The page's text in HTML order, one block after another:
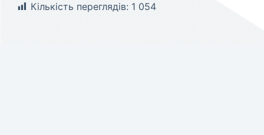
Кількість переглядів: 1 054